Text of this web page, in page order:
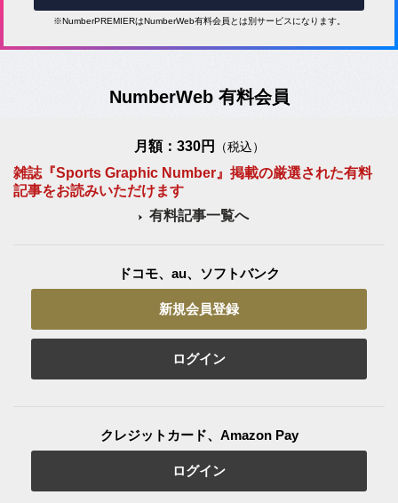
※NumberPREMIERはNumberWeb有料会員とは別サービスになります。
NumberWeb 有料会員
月額：330円 （税込）
雑誌『Sports Graphic Number』掲載の厳選された有料
記事をお読みいただけます
有料記事一覧へ
ドコモ、au、ソフトバンク
新規会員登録
ログイン
クレジットカード、Amazon Pay
ログイン